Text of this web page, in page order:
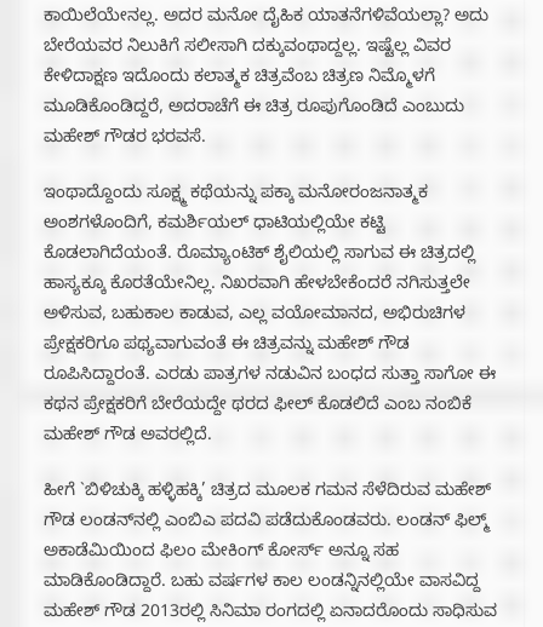
ಕಾಯಿಲೆಯೇನಲ್ಲ. ಅದರ ಮನೋ ದೈಹಿಕ ಯಾತನೆಗಳಿವೆಯಲ್ಲಾ? ಅದು
ಬೇರೆಯವರ ನಿಲುಕಿಗೆ ಸಲೀಸಾಗಿ ದಕ್ಕುವಂಥಾದ್ದಲ್ಲ. ಇಷ್ಟೆಲ್ಲ ವಿವರ
ಕೇಳಿದಾಕ್ಷಣ ಇದೊಂದು ಕಲಾತ್ಮಕ ಚಿತ್ರವೆಂಬ ಚಿತ್ರಣ ನಿಮ್ಮೊಳಗೆ
ಮೂಡಿಕೊಂಡಿದ್ದರೆ, ಅದರಾಚೆಗೆ ಈ ಚಿತ್ರ ರೂಪುಗೊಂಡಿದೆ ಎಂಬುದು
ಮಹೇಶ್ ಗೌಡರ ಭರವಸೆ.
ಇಂಥಾದ್ದೊಂದು ಸೂಕ್ಷ್ಮ ಕಥೆಯನ್ನು ಪಕ್ಕಾ ಮನೋರಂಜನಾತ್ಮಕ
ಅಂಶಗಳೊಂದಿಗೆ, ಕಮರ್ಶಿಯಲ್ ಧಾಟಿಯಲ್ಲಿಯೇ ಕಟ್ಟಿ
ಕೊಡಲಾಗಿದೆಯಂತೆ. ರೊಮ್ಯಾಂಟಿಕ್ ಶೈಲಿಯಲ್ಲಿ ಸಾಗುವ ಈ ಚಿತ್ರದಲ್ಲಿ
ಹಾಸ್ಯಕ್ಕೂ ಕೊರತೆಯೇನಿಲ್ಲ. ನಿಖರವಾಗಿ ಹೇಳಬೇಕೆಂದರೆ ನಗಿಸುತ್ತಲೇ
ಅಳಿಸುವ, ಬಹುಕಾಲ ಕಾಡುವ, ಎಲ್ಲ ವಯೋಮಾನದ, ಅಭಿರುಚಿಗಳ
ಪ್ರೇಕ್ಷಕರಿಗೂ ಪಥ್ಯವಾಗುವಂತೆ ಈ ಚಿತ್ರವನ್ನು ಮಹೇಶ್ ಗೌಡ
ರೂಪಿಸಿದ್ದಾರಂತೆ. ಎರಡು ಪಾತ್ರಗಳ ನಡುವಿನ ಬಂಧದ ಸುತ್ತಾ ಸಾಗೋ ಈ
ಕಥನ ಪ್ರೇಕ್ಷಕರಿಗೆ ಬೇರೆಯದ್ದೇ ಥರದ ಫೀಲ್ ಕೊಡಲಿದೆ ಎಂಬ ನಂಬಿಕೆ
ಮಹೇಶ್ ಗೌಡ ಅವರಲ್ಲಿದೆ.
ಹೀಗೆ `ಬಿಳಿಚುಕ್ಕಿ ಹಳ್ಳಿಹಕ್ಕಿ’ ಚಿತ್ರದ ಮೂಲಕ ಗಮನ ಸೆಳೆದಿರುವ ಮಹೇಶ್
ಗೌಡ ಲಂಡನ್‌ನಲ್ಲಿ ಎಂಬಿಎ ಪದವಿ ಪಡೆದುಕೊಂಡವರು. ಲಂಡನ್ ಫಿಲ್ಮ್
ಅಕಾಡೆಮಿಯಿಂದ ಫಿಲಂ ಮೇಕಿಂಗ್ ಕೋರ್ಸ್ ಅನ್ನೂ ಸಹ
ಮಾಡಿಕೊಂಡಿದ್ದಾರೆ. ಬಹು ವರ್ಷಗಳ ಕಾಲ ಲಂಡನ್ನಿನಲ್ಲಿಯೇ ವಾಸವಿದ್ದ
ಮಹೇಶ್ ಗೌಡ 2013ರಲ್ಲಿ ಸಿನಿಮಾ ರಂಗದಲ್ಲಿ ಏನಾದರೊಂದು ಸಾಧಿಸುವ